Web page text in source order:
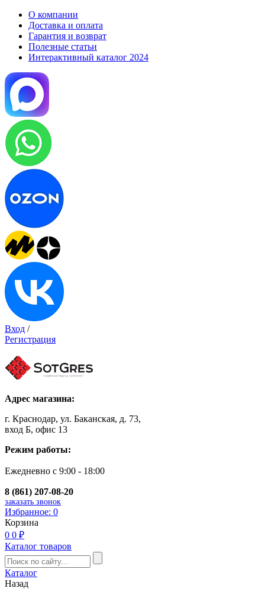
О компании
Доставка и оплата
Гарантия и возврат
Полезные статьи
Интерактивный каталог 2024
Вход /
Регистрация
Адрес магазина:
г. Краснодар, ул. Баканская, д. 73,
вход Б, офис 13
Режим работы:
Ежедневно с 9:00 - 18:00
8 (861) 207-08-20
заказать звонок
Избранное: 0
Корзина
0 0 ₽
Каталог товаров
Каталог
Назад